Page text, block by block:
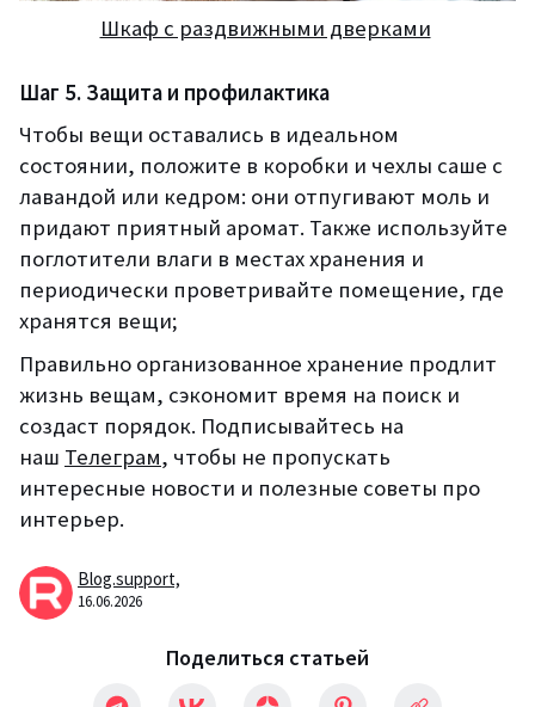
Шкаф с раздвижными дверками
Шаг 5. Защита и профилактика
Чтобы вещи оставались в идеальном
состоянии, положите в коробки и чехлы саше с
лавандой или кедром: они отпугивают моль и
придают приятный аромат. Также используйте
поглотители влаги в местах хранения и
периодически проветривайте помещение, где
хранятся вещи;
Правильно организованное хранение продлит
жизнь вещам, сэкономит время на поиск и
создаст порядок. Подписывайтесь на
наш Телеграм, чтобы не пропускать
интересные новости и полезные советы про
интерьер.
Blog.support,
16.06.2026
Поделиться статьей